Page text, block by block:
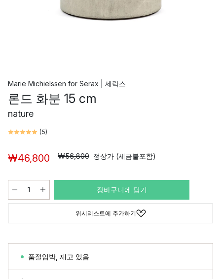
Marie Michielssen for Serax | 세락스
론드 화분 15 cm
nature
(5)
₩46,800 ₩56,800 정상가 (세금불포함)
장바구니에 담기
위시리스트에 추가하기
품절임박 재고 있음